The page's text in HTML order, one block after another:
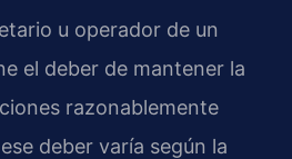
u operador de un
el deber de mantener la
razonablemente
deber varía según la